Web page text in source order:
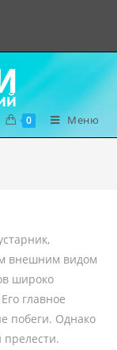
0 Меню
внешним видом
широко
главное
побеги. Однако